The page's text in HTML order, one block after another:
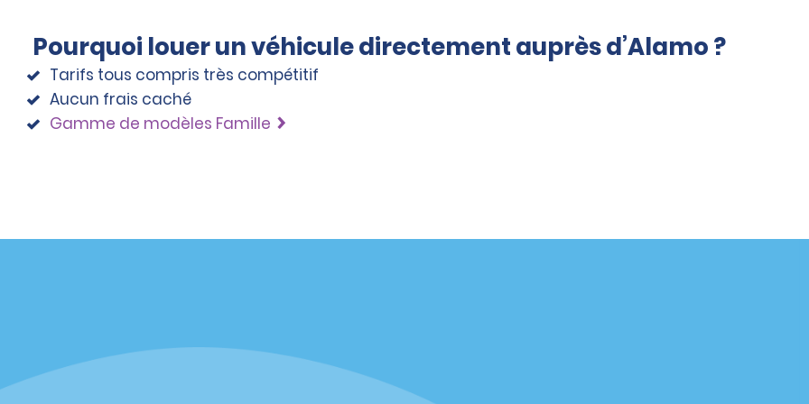
Pourquoi louer un véhicule directement auprès d’Alamo ?
Tarifs tous compris très compétitif
Aucun frais caché
Gamme de modèles Famille
internationale